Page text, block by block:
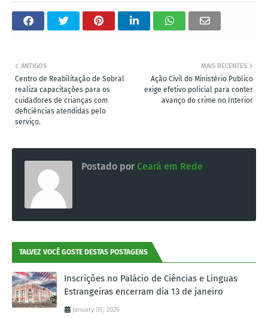
MAIS RECENTES
Ação Civil do Ministério Publico
exige efetivo policial para conter
avanço do crime no Interior
ANTIGOS
Centro de Reabilitação de Sobral
realiza capacitações para os
cuidadores de crianças com
deficiências atendidas pelo
serviço.
Postado por Ceará em Rede
TALVEZ VOCÊ GOSTE DESTAS POSTAGENS
Inscrições no Palácio de Ciências e Linguas
Estrangeiras encerram dia 13 de janeiro
January 05, 2026